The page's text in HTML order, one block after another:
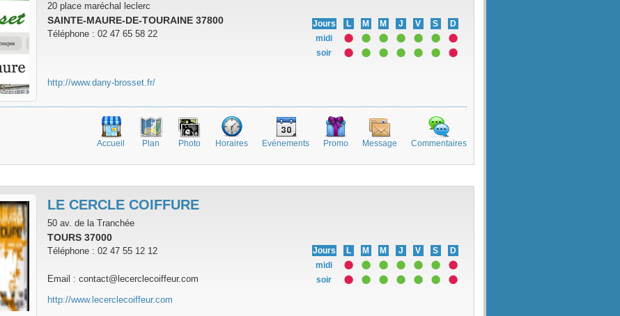
20 place maréchal leclerc
SAINTE-MAURE-DE-TOURAINE 37800
Téléphone : 02 47 65 58 22
http://www.dany-brosset.fr/
Accueil
Plan Photo Horaires Evénements Promo Message Commentaires
Jours L M M J V S
D
midi
soir
LE CERCLE COIFFURE
50 av. de la Tranchée
TOURS 37000
Téléphone : 02 47 55 12 12
Email : contact@lecerclecoiffeur.com
http://www.lecerclecoiffeur.com
Jours L M M J V S
D
midi
soir